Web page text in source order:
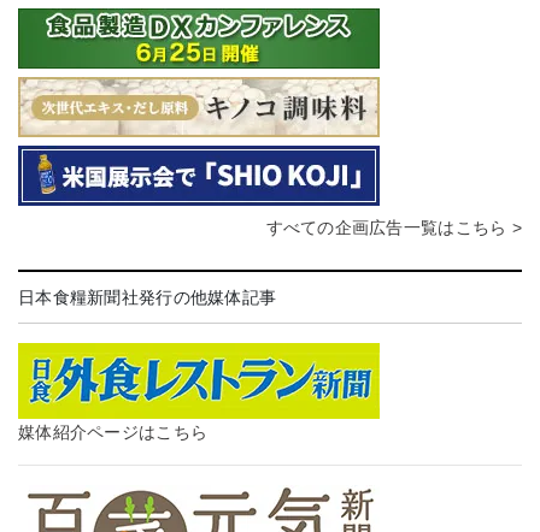
すべての企画広告一覧はこちら >
日本食糧新聞社発行の他媒体記事
媒体紹介ページはこちら